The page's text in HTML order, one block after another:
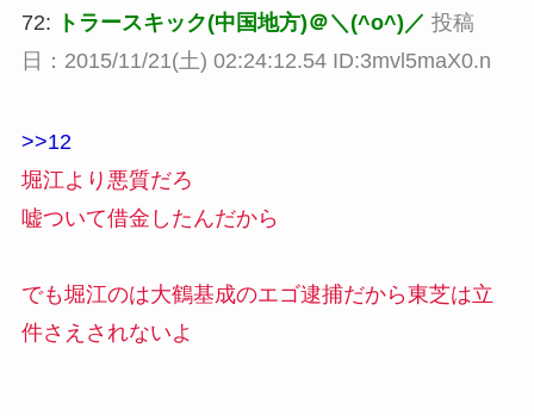
72: トラースキック(中国地方)＠＼(^o^)／ 投稿
日：2015/11/21(土) 02:24:12.54 ID:3mvl5maX0.n
>>12
堀江より悪質だろ
嘘ついて借金したんだから
でも堀江のは大鶴基成のエゴ逮捕だから東芝は立
件さえされないよ